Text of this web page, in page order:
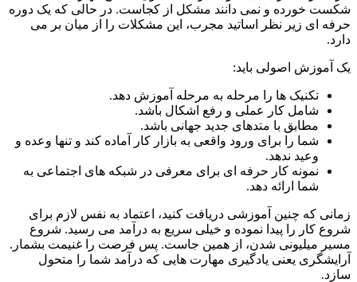
شکست خورده و نمی دانند مشکل از کجاست. در حالی که یک دوره
حرفه ای زیر نظر اساتید مجرب، این مشکلات را از میان بر می
دارد.
یک آموزش اصولی باید:
تکنیک ها را مرحله به مرحله آموزش دهد.
شامل کار عملی و رفع اشکال باشد.
مطابق با متدهای جدید جهانی باشد.
شما را برای ورود واقعی به بازار کار آماده کند و تنها وعده و
وعید ندهد.
نمونه کار حرفه ای برای معرفی در شبکه های اجتماعی به
شما ارائه دهد.
زمانی که چنین آموزشی دریافت کنید، اعتماد به نفس لازم برای
شروع کار را پیدا نموده و خیلی سریع به درآمد می رسید. شروع
مسیر میلیونی شدن، از همین جاست. پس فرصت را غنیمت بشمار.
آرایشگری یعنی یادگیری مهارت هایی که درآمد شما را متحول
سازد.